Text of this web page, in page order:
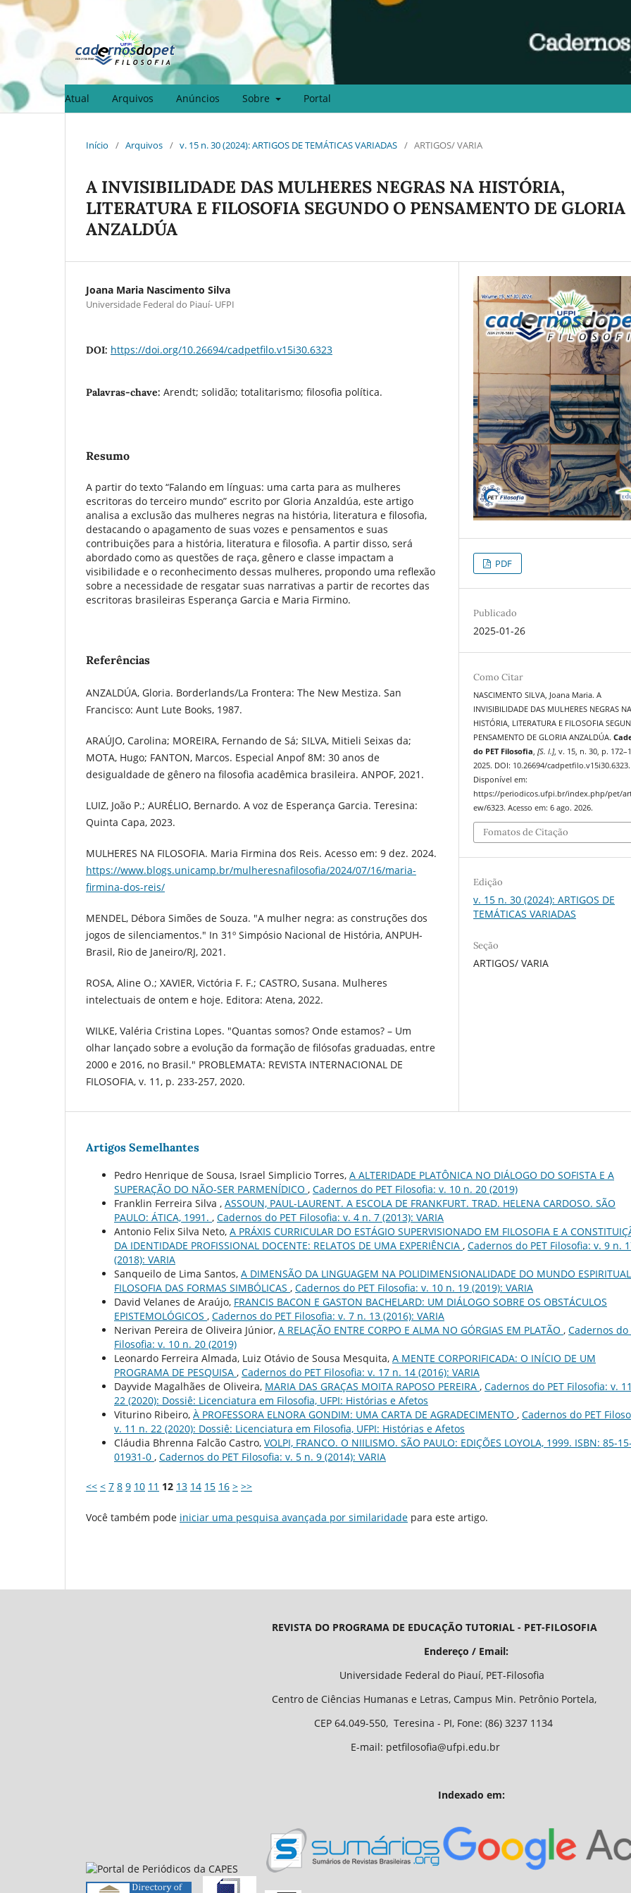
Atual Arquivos Anúncios Sobre Portal
Início / Arquivos / v. 15 n. 30 (2024): ARTIGOS DE TEMÁTICAS VARIADAS / ARTIGOS/ VARIA
A INVISIBILIDADE DAS MULHERES NEGRAS NA HISTÓRIA,
LITERATURA E FILOSOFIA SEGUNDO O PENSAMENTO DE GLORIA
ANZALDÚA
Joana Maria Nascimento Silva
Universidade Federal do Piauí- UFPI
DOI: https://doi.org/10.26694/cadpetfilo.v15i30.6323
Palavras-chave: Arendt; solidão; totalitarismo; filosofia política.
Resumo
A partir do texto “Falando em línguas: uma carta para as mulheres
escritoras do terceiro mundo” escrito por Gloria Anzaldúa, este artigo
analisa a exclusão das mulheres negras na história, literatura e filosofia,
destacando o apagamento de suas vozes e pensamentos e suas
contribuições para a história, literatura e filosofia. A partir disso, será
abordado como as questões de raça, gênero e classe impactam a
visibilidade e o reconhecimento dessas mulheres, propondo uma reflexão
sobre a necessidade de resgatar suas narrativas a partir de recortes das
escritoras brasileiras Esperança Garcia e Maria Firmino.
Referências
ANZALDÚA, Gloria. Borderlands/La Frontera: The New Mestiza. San
Francisco: Aunt Lute Books, 1987.
ARAÚJO, Carolina; MOREIRA, Fernando de Sá; SILVA, Mitieli Seixas da;
MOTA, Hugo; FANTON, Marcos. Especial Anpof 8M: 30 anos de
desigualdade de gênero na filosofia acadêmica brasileira. ANPOF, 2021.
LUIZ, João P.; AURÉLIO, Bernardo. A voz de Esperança Garcia. Teresina:
Quinta Capa, 2023.
MULHERES NA FILOSOFIA. Maria Firmina dos Reis. Acesso em: 9 dez. 2024.
https://www.blogs.unicamp.br/mulheresnafilosofia/2024/07/16/maria-
firmina-dos-reis/
MENDEL, Débora Simões de Souza. "A mulher negra: as construções dos
jogos de silenciamentos." In 31º Simpósio Nacional de História, ANPUH-
Brasil, Rio de Janeiro/RJ, 2021.
ROSA, Aline O.; XAVIER, Victória F. F.; CASTRO, Susana. Mulheres
intelectuais de ontem e hoje. Editora: Atena, 2022.
WILKE, Valéria Cristina Lopes. "Quantas somos? Onde estamos? – Um
olhar lançado sobre a evolução da formação de filósofas graduadas, entre
2000 e 2016, no Brasil." PROBLEMATA: REVISTA INTERNACIONAL DE
FILOSOFIA, v. 11, p. 233-257, 2020.
PDF
Publicado
2025-01-26
Como Citar
NASCIMENTO SILVA, Joana Maria. A
INVISIBILIDADE DAS MULHERES NEGRAS NA
HISTÓRIA, LITERATURA E FILOSOFIA
PENSAMENTO DE GLORIA ANZALDÚA.
do PET Filosofia ,[S. l.], v. 15, n. 30, p.
2025. DOI: 10.26694/cadpetfilo.v15i30.6323.
Disponível em:
https://periodicos.ufpi.br/index.php/pet/
ew/6323. Acesso em: 6 ago. 2026.
Fomatos de Citação
Edição
v. 15 n. 30 (2024): ARTIGOS DE
TEMÁTICAS VARIADAS
Seção
ARTIGOS/ VARIA
Artigos Semelhantes
Pedro Henrique de Sousa, Israel Simplicio Torres, A ALTERIDADE PLATÔNICA NO DIÁLOGO DO SOFISTA E A
SUPERAÇÃO DO NÃO-SER PARMENÍDICO , Cadernos do PET Filosofia: v. 10 n. 20 (2019)
Franklin Ferreira Silva , ASSOUN, PAUL-LAURENT. A ESCOLA DE FRANKFURT. TRAD. HELENA CARDOSO. SÃO
PAULO: ÁTICA, 1991. , Cadernos do PET Filosofia: v. 4 n. 7 (2013): VARIA
Antonio Felix Silva Neto, A PRÁXIS CURRICULAR DO ESTÁGIO SUPERVISIONADO EM FILOSOFIA E A
DA IDENTIDADE PROFISSIONAL DOCENTE: RELATOS DE UMA EXPERIÊNCIA , Cadernos do PET Filosofia: v. 9 n.
(2018): VARIA
Sanqueilo de Lima Santos, A DIMENSÃO DA LINGUAGEM NA POLIDIMENSIONALIDADE DO MUNDO
FILOSOFIA DAS FORMAS SIMBÓLICAS , Cadernos do PET Filosofia: v. 10 n. 19 (2019): VARIA
David Velanes de Araújo, FRANCIS BACON E GASTON BACHELARD: UM DIÁLOGO SOBRE OS OBSTÁCULOS
EPISTEMOLÓGICOS , Cadernos do PET Filosofia: v. 7 n. 13 (2016): VARIA
Nerivan Pereira de Oliveira Júnior, A RELAÇÃO ENTRE CORPO E ALMA NO GÓRGIAS EM PLATÃO , Cadernos do
Filosofia: v. 10 n. 20 (2019)
Leonardo Ferreira Almada, Luiz Otávio de Sousa Mesquita, A MENTE CORPORIFICADA: O INÍCIO DE UM
PROGRAMA DE PESQUISA , Cadernos do PET Filosofia: v. 17 n. 14 (2016): VARIA
Dayvide Magalhães de Oliveira, MARIA DAS GRAÇAS MOITA RAPOSO PEREIRA , Cadernos do PET Filosofia: v.
22 (2020): Dossiê: Licenciatura em Filosofia, UFPI: Histórias e Afetos
Viturino Ribeiro, À PROFESSORA ELNORA GONDIM: UMA CARTA DE AGRADECIMENTO , Cadernos do PET
v. 11 n. 22 (2020): Dossiê: Licenciatura em Filosofia, UFPI: Histórias e Afetos
Cláudia Bhrenna Falcão Castro, VOLPI, FRANCO. O NIILISMO. SÃO PAULO: EDIÇÕES LOYOLA, 1999. ISBN: 85-15-
01931-0 , Cadernos do PET Filosofia: v. 5 n. 9 (2014): VARIA
<< < 7 8 9 10 11 12 13 14 15 16 > >>
Você também pode iniciar uma pesquisa avançada por similaridade para este artigo.
REVISTA DO PROGRAMA DE EDUCAÇÃO TUTORIAL - PET-FILOSOFIA
Endereço / Email:
Universidade Federal do Piauí, PET-Filosofia
Centro de Ciências Humanas e Letras, Campus Min. Petrônio Portela,
CEP 64.049-550, Teresina - PI, Fone: (86) 3237 1134
E-mail: petfilosofia@ufpi.edu.br
Indexado em: